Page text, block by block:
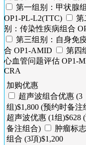
第一组别：甲状腺
OP1-PL-L2(TTC)
第
别：传染性疾病组合
第三组别：自身免
合 OP1-AMID
第四
心血管问题评估 OP1-
CRA
加购优惠
超声波组合优惠 (3
组)$1,800 (预约时备注
超声波优惠 (1组)$628
备注组合)
肿瘤标
组合 (3項)$1,200